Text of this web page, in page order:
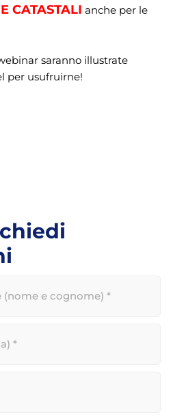
CATASTALI anche per le
saranno illustrate
per usufruirne!